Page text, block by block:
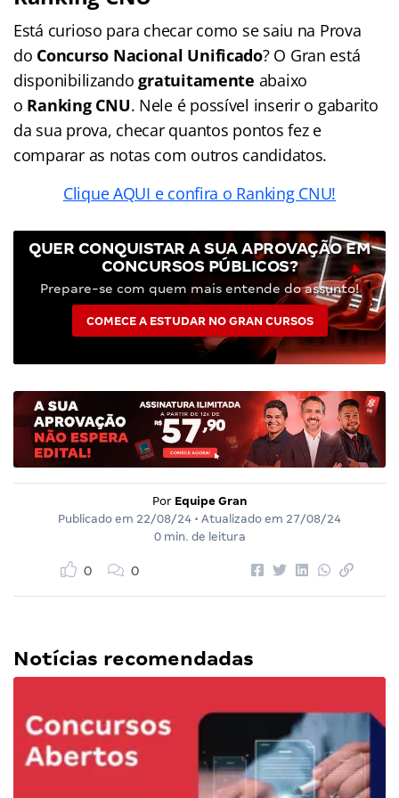
Está curioso para checar como se saiu na Prova
do Concurso Nacional Unificado? O Gran está
disponibilizandogratuitamente abaixo
o Ranking CNU. Nele é possível inserir o gabarito
da sua prova, checar quantos pontos fez e
comparar as notas com outros candidatos.
Clique AQUI e confira o Ranking CNU!
QUER CONQUISTAR A SUA APROVAÇÃO EM
CONCURSOS PÚBLICOS?
Prepare-se com quem mais entende do assunto!
COMECE A ESTUDAR NO GRAN CURSOS
Por Equipe Gran
Publicado em 22/08/24 • Atualizado em 27/08/24
0 min. de leitura
0 0
Notícias recomendadas